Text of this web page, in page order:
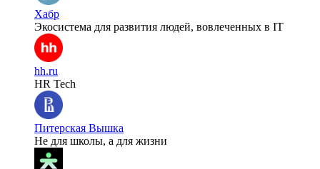
Хабр
Экосистема для развития людей, вовлеченных в IT
hh.ru
HR Tech
Питерская Вышка
Не для школы, а для жизни